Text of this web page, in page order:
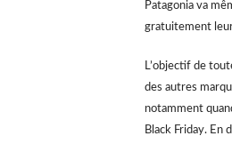
Patagonia va
gratuitement
L’objectif de
des autres
notamment
Black Friday. En